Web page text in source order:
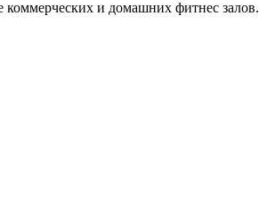
и домашних фитнес залов.